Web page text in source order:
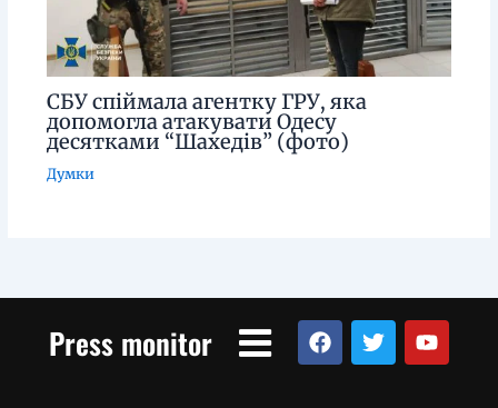
СБУ спіймала агентку ГРУ, яка
допомогла атакувати Одесу
десятками “Шахедів” (фото)
Думки
Press monitor Menu
F
a
T
w
Y
o